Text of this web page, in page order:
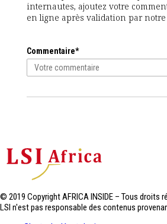
internautes, ajoutez votre
en ligne après validation par
Commentaire*
© 2019 Copyright AFRICA INSIDE – Tous droits
LSI n'est pas responsable des contenus